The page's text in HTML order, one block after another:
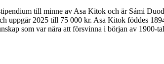
till minne av Asa Kitok och är Sámi
uppgår 2025 till 75 000 kr. Asa Kitok föddes
som var nära att försvinna i början av 1900-